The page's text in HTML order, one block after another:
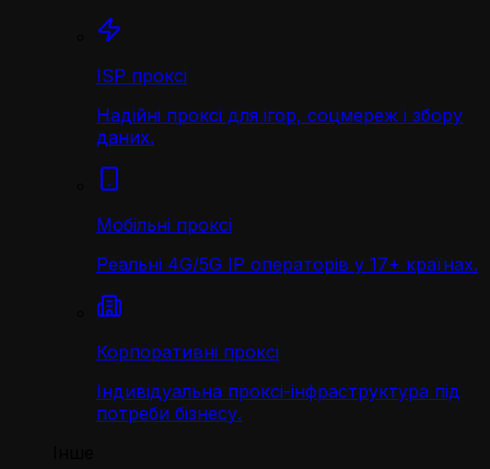
ISP проксі
Надійні проксі для ігор, соцмереж і збору
даних.
Мобільні проксі
Реальні 4G/5G IP операторів у 17+ країнах.
Корпоративні проксі
Індивідуальна проксі-інфраструктура під
потреби бізнесу.